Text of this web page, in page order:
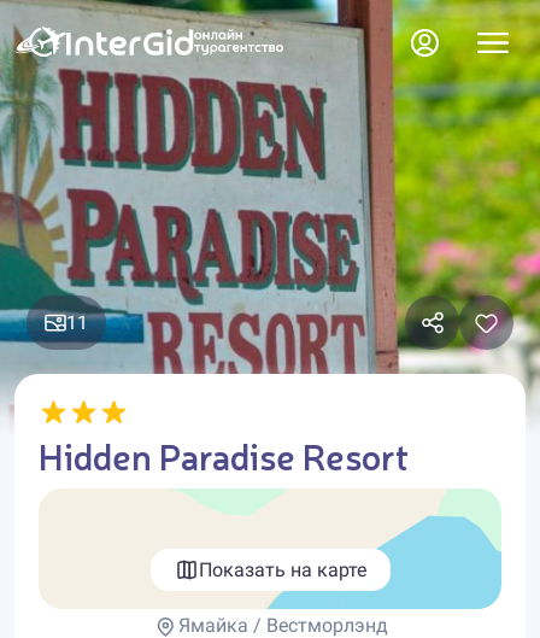
11
Hidden Paradise Resort
Показать на карте
Ямайка / Вестморлэнд